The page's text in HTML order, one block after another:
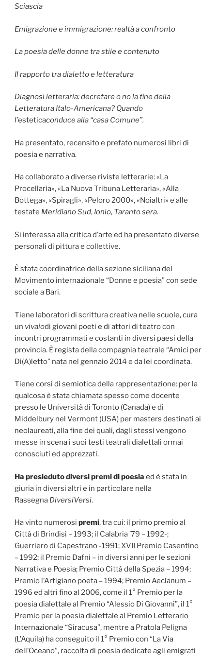
Sciascia
Emigrazione e immigrazione: realtà a confronto
La poesia delle donne tra stile e contenuto
Il rapporto tra dialetto e letteratura
Diagnosi letteraria: decretare o no la fine della
Letteratura Italo-Americana? Quando
l’esteticaconduce alla “casa Comune”.
Ha presentato, recensito e prefato numerosi libri di
poesia e narrativa.
Ha collaborato a diverse riviste letterarie: «La
Procellaria», «La Nuova Tribuna Letteraria», «Alla
Bottega», «Spiragli», «Peloro 2000», «Noialtri» e alle
testate Meridiano Sud, Ionio, Taranto sera.
Si interessa alla critica d’arte ed ha presentato diverse
personali di pittura e collettive.
È stata coordinatrice della sezione siciliana del
Movimento internazionale “Donne e poesia” con sede
sociale a Bari.
Tiene laboratori di scrittura creativa nelle scuole, cura
un vivaiodi giovani poeti e di attori di teatro con
incontri programmati e costanti in diversi paesi della
provincia. È regista della compagnia teatrale “Amici per
Di(A)letto” nata nel gennaio 2014 e da lei coordinata.
Tiene corsi di semiotica della rappresentazione: per la
qualcosa è stata chiamata spesso come docente
presso le Università di Toronto (Canada) e di
Middelbury nel Vermont (USA) per masters destinati ai
neolaureati, alla fine dei quali, dagli stessi vengono
messe in scena i suoi testi teatrali dialettali ormai
conosciuti ed apprezzati.
Ha presieduto diversi premi di poesia ed è stata in
giuria in diversi altri e in particolare nella
Rassegna DiversiVersi.
Ha vinto numerosi premi, tra cui: il primo premio al
Città di Brindisi – 1993; il Calabria ’79 – 1992-;
Guerriero di Capestrano -1991; XVII Premio Casentino
– 1992; il Premio Dafni – in diversi anni per le sezioni
Narrativa e Poesia; Premio Città della Spezia – 1994;
Premio l’Artigiano poeta – 1994; Premio Aeclanum –
1996 ed altri fino al 2006, come il 1° Premio per la
poesia dialettale al Premio “Alessio Di Giovanni”, il 1°
Premio per la poesia dialettale al Premio Letterario
Internazionale “Siracusa”, mentre a Pratola Peligna
(L’Aquila) ha conseguito il 1° Premio con “La Via
dell’Oceano”, raccolta di poesia dedicate agli emigrati